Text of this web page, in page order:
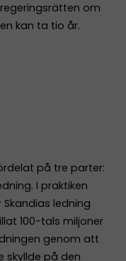
om
kan ta tio år.
på tre parter:
I praktiken
ledning
100-tals miljoner
genom att
skyllde på den